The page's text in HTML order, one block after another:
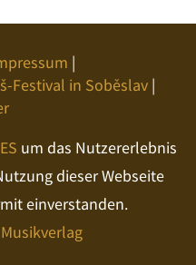
|
Festival in Soběslav |
um das Nutzererlebnis
dieser Webseite
einverstanden.